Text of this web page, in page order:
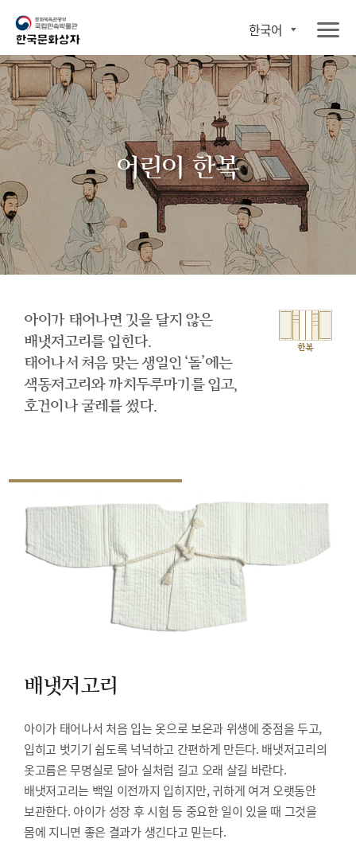
한국어
어린이 한복
아이가 태어나면 깃을 달지 않은
배냇저고리를 입힌다.
태어나서 처음 맞는 생일인 ‘돌’에는
색동저고리와 까치두루마기를 입고,
호건이나 굴레를 썼다.
한복
배냇저고리
아이가 태어나서 처음 입는 옷으로 보온과 위생에 중점을 두고,
입히고 벗기기 쉽도록 넉넉하고 간편하게 만든다. 배냇저고리의
옷고름은 무명실로 달아 실처럼 길고 오래 살길 바란다.
배냇저고리는 백일 이전까지 입히지만, 귀하게 여겨 오랫동안
보관한다. 아이가 성장 후 시험 등 중요한 일이 있을 때 그것을
몸에 지니면 좋은 결과가 생긴다고 믿는다.